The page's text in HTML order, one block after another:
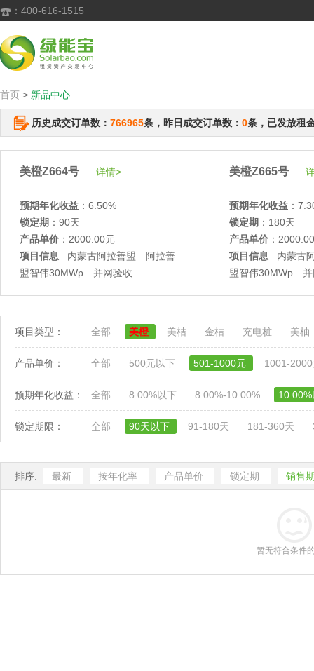
 ：400-616-1515
首页 > 新品中心
历史成交订单数： 766965条，昨日成交订单数： 0条，已发放租
美橙Z664号 详情>
预期年化收益 ：6.50%
锁定期 ：90天
产品单价 ：2000.00元
项目信息 : 内蒙古阿拉善盟 阿拉善
盟智伟30MWp 并网验收
美橙Z665号
预期年化收益 ：
锁定期 ：180天
产品单价 ：
项目信息 : 内蒙古
盟智伟30MWp 并
项目类型： 全部 美橙 美桔 金桔 充电桩 美柚
产品单价： 全部 500元以下 501-1000元 1001-
预期年化收益： 全部 8.00%以下 8.00%-10.00%
锁定期限： 全部 90天以下 91-180天 181-360天
排序: 最新 按年化率 产品单价 锁定期 销售
暂无符合条件